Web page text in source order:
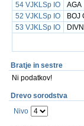
54 VJKLSp IO
AGA
52 VJKLSp IO
BOJ
53 VJKLSp IO
Bratje in sestre
Ni podatkov!
Drevo sorodstva
Nivo